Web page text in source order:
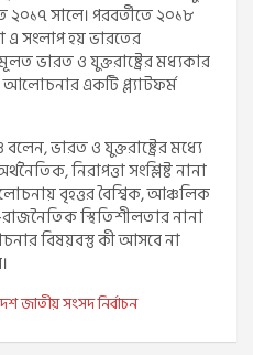
২০১৭ সালে। পরবর্তীতে ২০১৮
এ সংলাপ হয় ভারতের
মূলত ভারত ও যুক্তরাষ্ট্রের মধ্যকার
আলোচনার একটি প্ল্যাটফর্ম
ভারত ও যুক্তরাষ্ট্রের মধ্যে
নিরাপত্তা সংশ্লিষ্ট নানা
বৃহত্তর বৈশ্বিক, আঞ্চলিক
স্থিতিশীলতার নানা
বিষয়বস্তু কী আসবে না
জাতীয় সংসদ নির্বাচন